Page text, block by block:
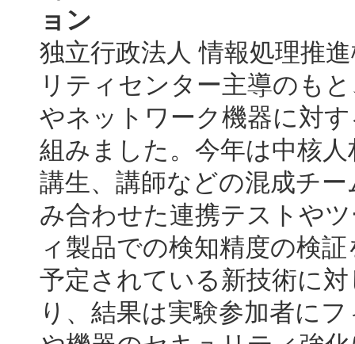
ョン
独立行政法人 情報処理推
リティセンター主導のも
やネットワーク機器に対
組みました。今年は中核
講生、講師などの混成チ
み合わせた連携テストや
ィ製品での検知精度の検
予定されている新技術に
り、結果は実験参加者に